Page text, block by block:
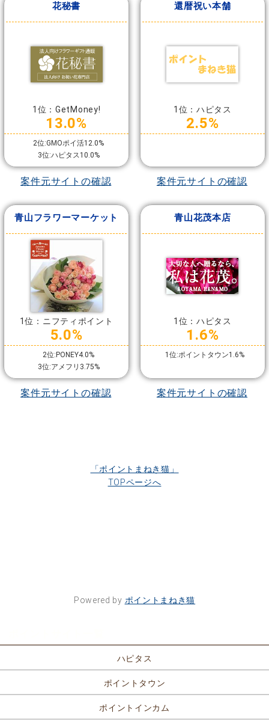
花秘書
1位：GetMoney!
13.0%
2位:GMOポイ活12.0%
3位:ハピタス10.0%
案件元サイトの確認
還暦祝い本舗
1位：ハピタス
2.5%
案件元サイトの確認
青山フラワーマーケット
1位：ニフティポイント
5.0%
2位:PONEY4.0%
3位:アメフリ3.75%
案件元サイトの確認
青山花茂本店
1位：ハピタス
1.6%
1位:ポイントタウン1.6%
案件元サイトの確認
「ポイントまねき猫」
TOPページへ
Powered by ポイントまねき猫
ハピタス
ポイントタウン
ポイントインカム